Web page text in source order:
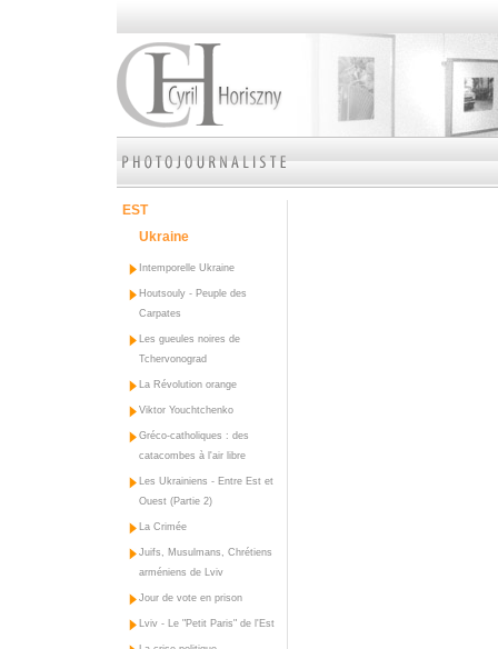
EST
Ukraine
Intemporelle Ukraine
Houtsouly - Peuple des
Carpates
Les gueules noires de
Tchervonograd
La Révolution orange
Viktor Youchtchenko
Gréco-catholiques : des
catacombes à l'air libre
Les Ukrainiens - Entre Est et
Ouest (Partie 2)
La Crimée
Juifs, Musulmans, Chrétiens
arméniens de Lviv
Jour de vote en prison
Lviv - Le "Petit Paris" de l'Est